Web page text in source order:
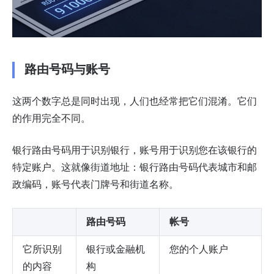
路由号码与账号
这两个数字总是同时出现，人们也经常把它们混淆。它们
的作用完全不同。
银行路由号码用于识别银行，账号用于识别您在该银行的
特定账户。这就像街道地址：银行路由号码代表城市和邮
政编码，账号代表门牌号和街道名称。
路由号码 帐号
它所识别
的内容
银行或金融机
构
您的个人账户